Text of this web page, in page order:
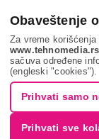
Obaveštenje
Za vreme
www.tehnomedia.rs
sačuva određene
(engleski "cookies").
Prihvati samo
Prihvati sve
Samsung